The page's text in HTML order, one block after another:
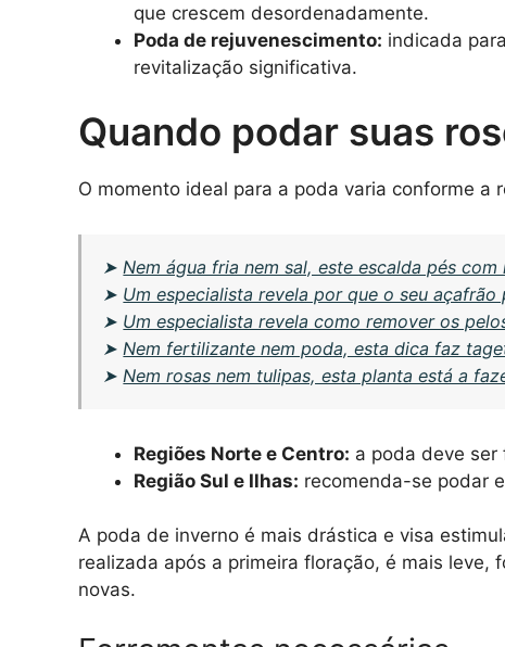
que crescem desordenadamente.
Poda de rejuvenescimento: indicada
revitalização significativa.
Quando podar suas
O momento ideal para a poda varia conforme a
➤ Nem água fria nem sal, este escalda pés
➤ Um especialista revela por que o seu açafrão
➤ Um especialista revela como remover os
➤ Nem fertilizante nem poda, esta dica faz
➤ Nem rosas nem tulipas, esta planta está a
Regiões Norte e Centro: a poda deve ser
Região Sul e Ilhas: recomenda-se podar
A poda de inverno é mais drástica e visa
realizada após a primeira floração, é mais leve,
novas.